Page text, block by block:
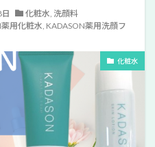
化粧水, 洗顔料
用化粧水, KADASON薬用洗顔フ
化粧水